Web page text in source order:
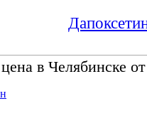
в Челябинске